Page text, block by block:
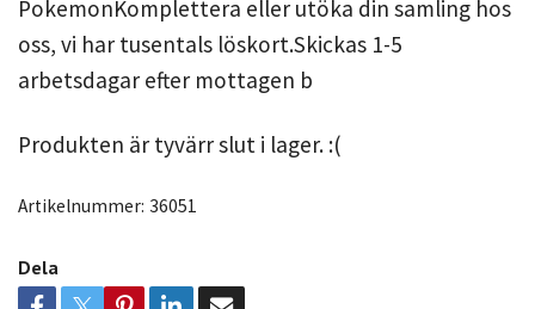
PokemonKomplettera eller utöka din samling hos
oss, vi har tusentals löskort.Skickas 1-5
arbetsdagar efter mottagen b
Produkten är tyvärr slut i lager. :(
Artikelnummer: 36051
Dela